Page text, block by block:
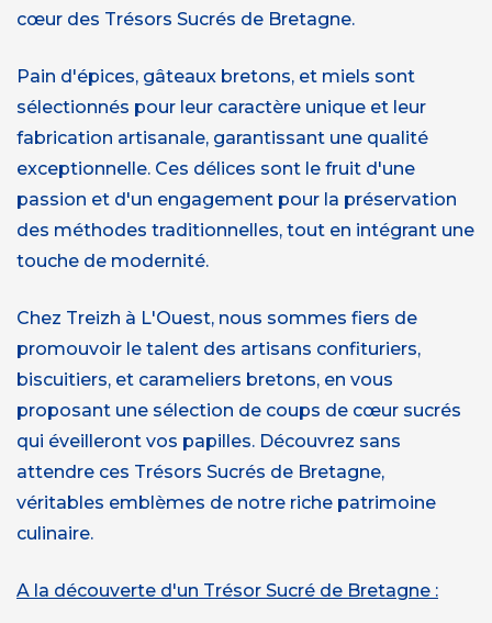
cœur des Trésors Sucrés de Bretagne.
Pain d'épices, gâteaux bretons, et miels sont
sélectionnés pour leur caractère unique et leur
fabrication artisanale, garantissant une qualité
exceptionnelle. Ces délices sont le fruit d'une
passion et d'un engagement pour la préservation
des méthodes traditionnelles, tout en intégrant une
touche de modernité.
Chez Treizh à L'Ouest, nous sommes fiers de
promouvoir le talent des artisans confituriers,
biscuitiers, et carameliers bretons, en vous
proposant une sélection de coups de cœur sucrés
qui éveilleront vos papilles. Découvrez sans
attendre ces Trésors Sucrés de Bretagne,
véritables emblèmes de notre riche patrimoine
culinaire.
A la découverte d'un Trésor Sucré de Bretagne :